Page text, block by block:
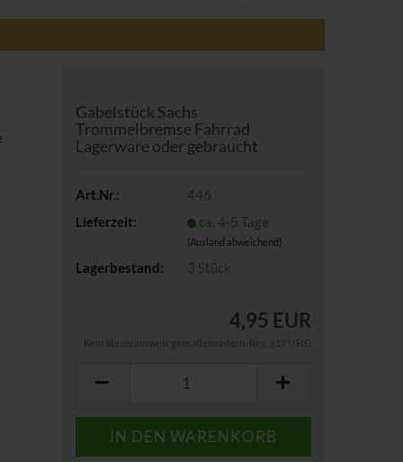
Gabelstück Sachs
Trommelbremse Fahrrad
Lagerware oder gebraucht
Art.Nr.:
446
Lieferzeit:
ca. 4-5 Tage
(Ausland abweichend)
Lagerbestand: 3 Stück
4,95 EUR